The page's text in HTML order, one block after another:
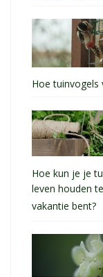
Hoe tuinvogels
Hoe kun je je
leven houden
vakantie bent?